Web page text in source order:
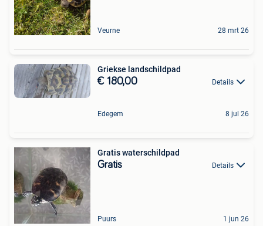
Veurne 28 mrt 26
Griekse landschildpad
€ 180,00 Details
Edegem 8 jul 26
Gratis waterschildpad
Gratis Details
Puurs 1 jun 26